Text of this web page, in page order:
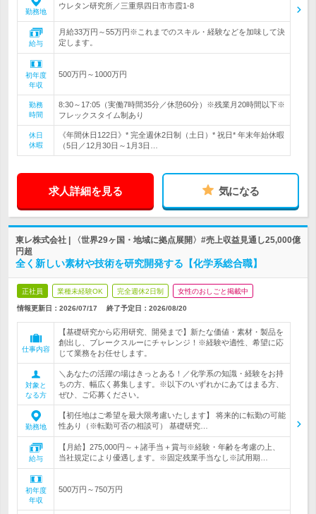
勤務地
ウレタン研究所／三重県四日市市霞1-8
給与
月給33万円～55万円※これまでのスキル・経験などを加味して決
定します。
初年度
年収
500万円～1000万円
勤務
時間
8:30～17:05（実働7時間35分／休憩60分）※残業月20時間以下※
フレックスタイム制あり
休日
休暇
《年間休日122日》* 完全週休2日制（土日）* 祝日* 年末年始休暇
（5日／12月30日～1月3日…
求人詳細を見る 気になる
東レ株式会社 | 〈世界29ヶ国・地域に拠点展開〉#売上収益見通し25,000億
円超
全く新しい素材や技術を研究開発する【化学系総合職】
正社員 業種未経験OK 完全週休2日制 女性のおしごと掲載中
情報更新日：2026/07/17 終了予定日： 2026/08/20
仕事内容
【基礎研究から応用研究、開発まで】新たな価値・素材・製品を
創出し、ブレークスルーにチャレンジ！※経験や適性、希望に応
じて業務をお任せします。
対象と
なる方
＼あなたの活躍の場はきっとある！／化学系の知識・経験をお持
ちの方、幅広く募集します。※以下のいずれかにあてはまる方、
ぜひ、ご応募ください。
勤務地
【初任地はご希望を最大限考慮いたします】 将来的に転勤の可能
性あり（※転勤可否の相談可） 基礎研究…
給与
【月給】275,000円～＋諸手当＋賞与※経験・年齢を考慮の上、
当社規定により優遇します。※固定残業手当なし※試用期…
初年度
年収
500万円～750万円